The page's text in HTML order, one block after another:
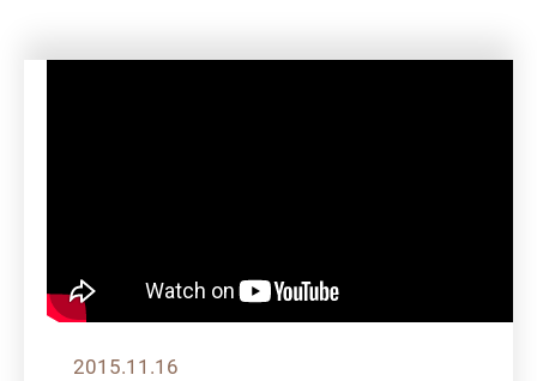
2015.11.16